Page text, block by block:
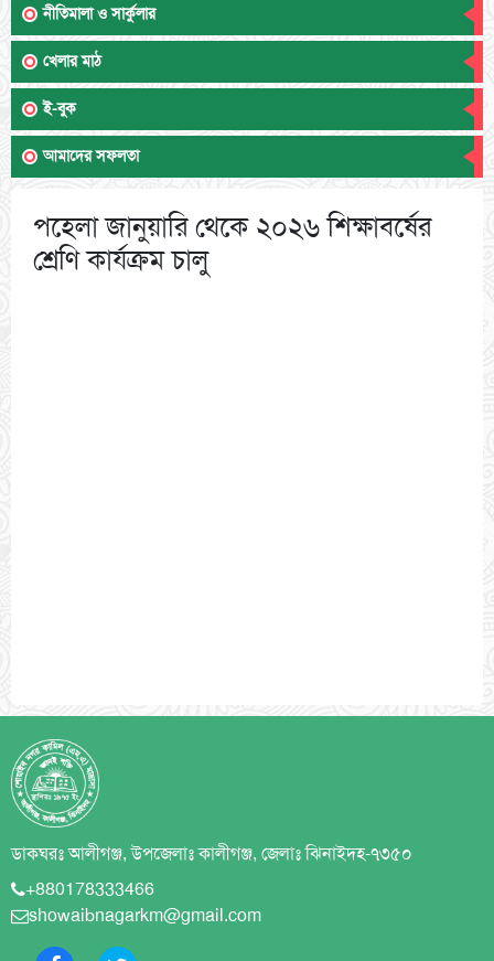
নীতিমালা ও সার্কুলার
খেলার মাঠ
ই-বুক
আমাদের সফলতা
পহেলা জানুয়ারি থেকে ২০২৬ শিক্ষাবর্ষের
শ্রেণি কার্যক্রম চালু
ডাকঘরঃ আলীগঞ্জ, উপজেলাঃ কালীগঞ্জ, জেলাঃ ঝিনাইদহ-৭৩৫০
+880178333466
showaibnagarkm@gmail.com